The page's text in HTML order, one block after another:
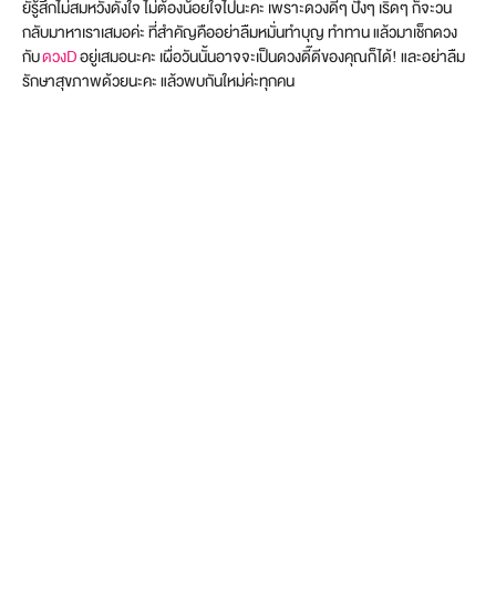
ยัรู้สึกไม่สมหวังดังใจ ไม่ต้องน้อยใจไปนะคะ เพราะดวงดีๆ ปังๆ เริ่ดๆ ก็จะวน
กลับมาหาเราเสมอค่ะ ที่สำคัญคืออย่าลืมหมั่นทำบุญ ทำทาน แล้วมาเช็กดวง
กับดวงDอยู่เสมอนะคะ เผื่อวันนั้นอาจจะเป็นดวงดี๊ดีของคุณก็ได้! และอย่าลืม
รักษาสุขภาพด้วยนะคะ แล้วพบกันใหม่ค่ะทุกคน